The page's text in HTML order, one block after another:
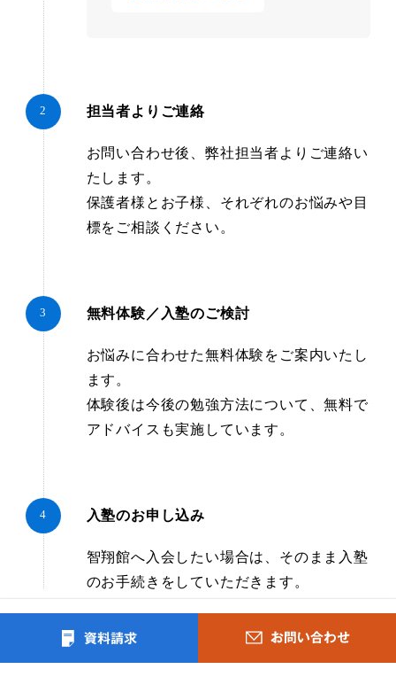
担当者よりご連絡
お問い合わせ後、弊社担当者よりご連絡い
たします。
保護者様とお子様、それぞれのお悩みや目
標をご相談ください。
無料体験／入塾のご検討
お悩みに合わせた無料体験をご案内いたし
ます。
体験後は今後の勉強方法について、無料で
アドバイスも実施しています。
入塾のお申し込み
智翔館へ入会したい場合は、そのまま入塾
のお手続きをしていただきます。